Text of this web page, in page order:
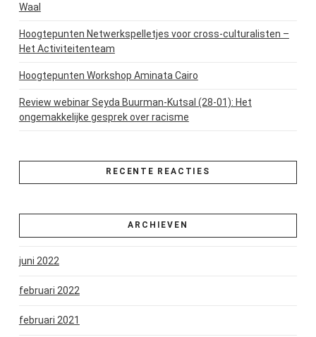
Waal
Hoogtepunten Netwerkspelletjes voor cross-culturalisten –
Het Activiteitenteam
Hoogtepunten Workshop Aminata Cairo
Review webinar Seyda Buurman-Kutsal (28-01): Het
ongemakkelijke gesprek over racisme
RECENTE REACTIES
ARCHIEVEN
juni 2022
februari 2022
februari 2021